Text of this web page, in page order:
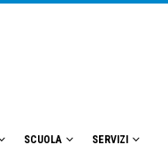
SCUOLA SERVIZI